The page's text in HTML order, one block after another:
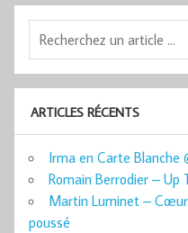
ARTICLES RÉCENTS
Irma en Carte Blanche
Romain Berrodier – Up
Martin Luminet –
poussé